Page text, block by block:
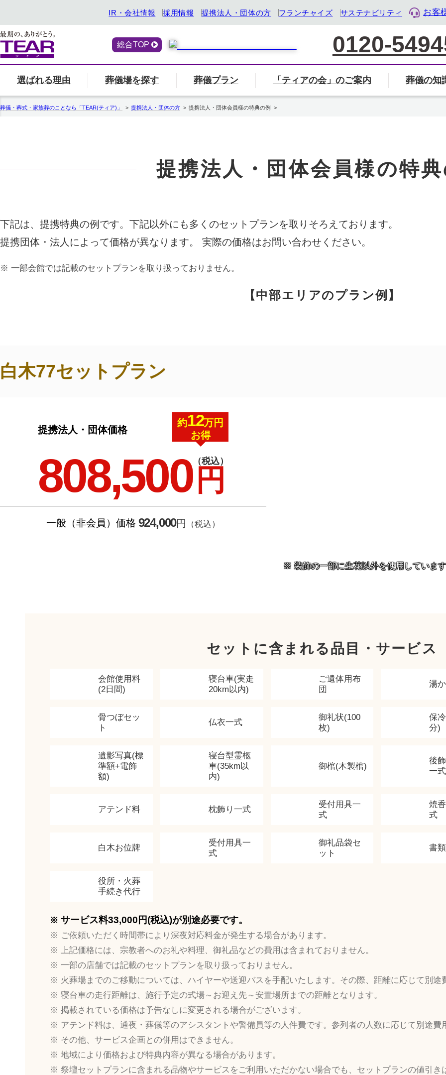
IR・会社情報 採用情報 提携法人・団体の方 フランチャイズ サステナビリティ お客
総合TOP 0120-
選ばれる理由
選ばれる理由一覧へ
エンバーミング
ご利用されたお客様の声
葬儀場を探す
エリア別の葬儀場一覧から探す
検索
葬儀プラン 「ティアの会」のご案内
「ティアの会」のご案内「ティアの会」のご案内ページへ
葬儀の知
喪主・ご遺族の方 家族葬について
終活サービス『トータル・ライフ・デザイン企業』として「終活」をサポート
葬儀・葬式・家族葬のことなら「TEAR(ティア)」 提携法人・団体の方 提携法人・団体会員様の特典の例
提携法人・団体会員様の特
下記は、提携特典の例です。下記以外にも多くのセットプランを取りそろえております。
提携団体・法人によって価格が異なります。 実際の価格はお問い合わせください。
一部会館では記載のセットプランを取り扱っておりません。
【中部エリアのプラン例】
白木77セットプラン
提携法人・団体価格
808,500 円
（税込）
約12万円
お得
一般（非会員）価格 924,000円 （税込）
装飾の一部に生花以外を使用していま
セットに含まれる品目・サービス
会館使用料
(2日間)
寝台車(実走
20km以内)
ご遺体用布
団
湯
骨つぼセッ
ト
仏衣一式
御礼状(100
枚)
保
分)
遺影写真(標
準額+電飾
額)
寝台型霊柩
車(35km以
内)
御棺(木製棺)
後
一
アテンド料 枕飾り一式
受付用具一
式
焼
式
白木お位牌
受付用具一
式
御礼品袋セ
ット
書
役所・火葬
手続き代行
サービス料33,000円(税込)が別途必要です。
ご依頼いただく時間帯により深夜対応料金が発生する場合があります。
上記価格には、宗教者へのお礼や料理、御礼品などの費用は含まれておりません。
一部の店舗では記載のセットプランを取り扱っておりません。
火葬場までのご移動については、ハイヤーや送迎バスを手配いたします。その際、距離に応じて別途
寝台車の走行距離は、施行予定の式場～お迎え先～安置場所までの距離となります。
掲載されている価格は予告なしに変更される場合がございます。
アテンド料は、通夜・葬儀等のアシスタントや警備員等の人件費です。参列者の人数に応じて別途
その他、サービス企画との併用はできません。
地域により価格および特典内容が異なる場合があります。
祭壇セットプランに含まれる品物やサービスをご利用いただかない場合でも、セットプランの値引き